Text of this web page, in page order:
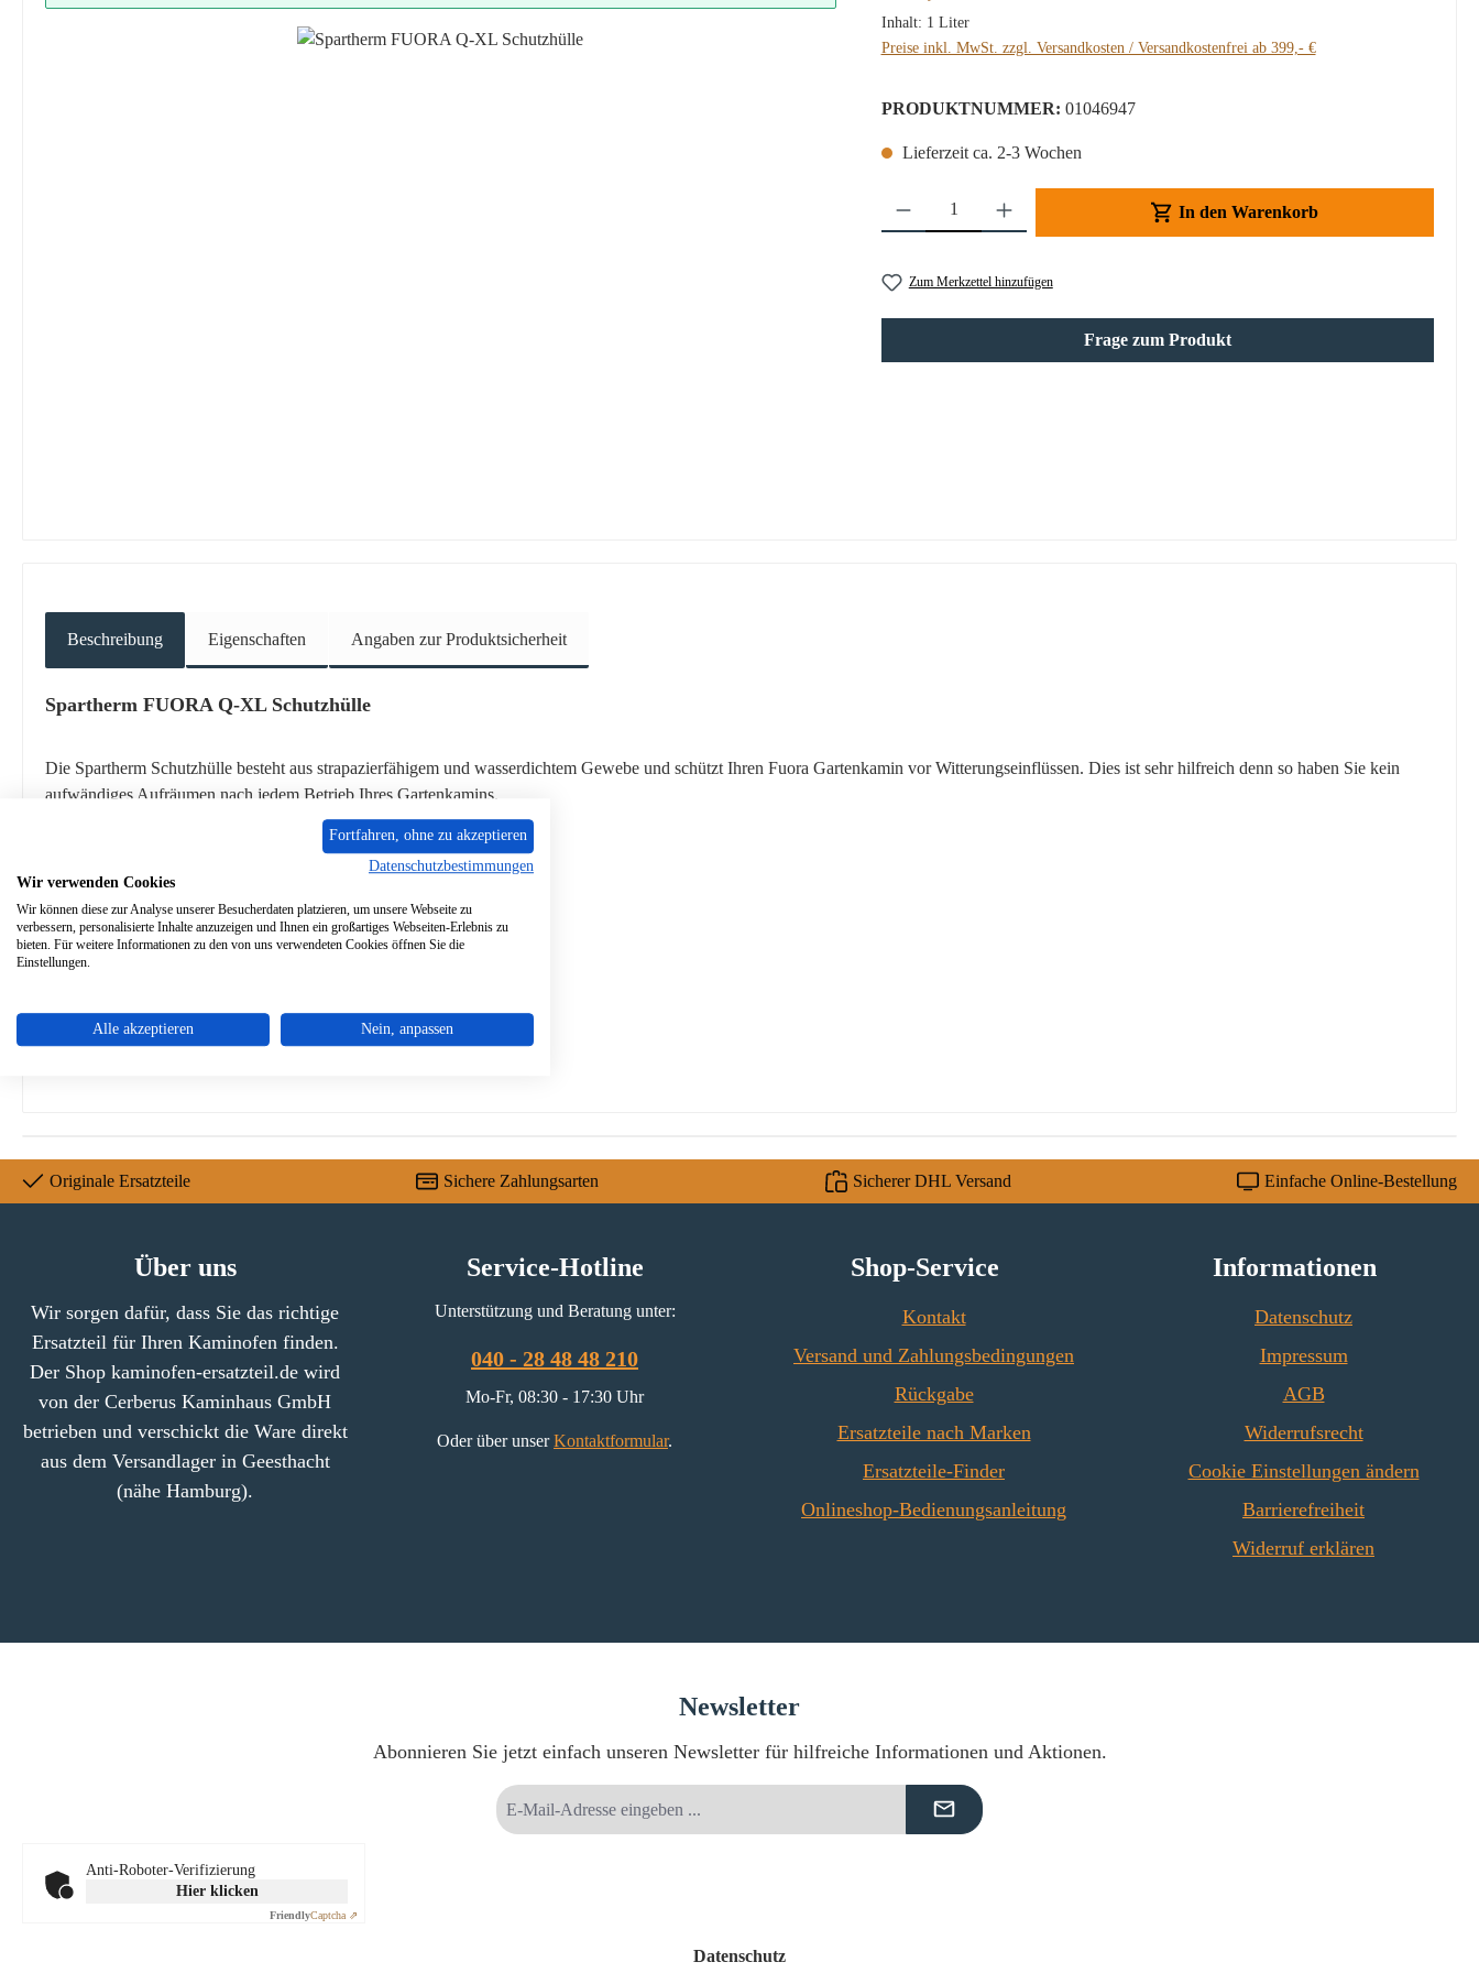
Inhalt: 1 Liter
Preise inkl. MwSt. zzgl. Versandkosten / Versandkostenfrei ab 399,- €
PRODUKTNUMMER: 01046947
Lieferzeit ca. 2-3 Wochen
Produkt Anzahl: Gib den gewünschten Wert ein oder benutze die Schaltflächen um die Anzahl
In den Warenkorb
Zum Merkzettel hinzufügen
Frage zum Produkt
Beschreibung Eigenschaften Angaben zur Produktsicherheit
Spartherm FUORA Q-XL Schutzhülle
Die Spartherm Schutzhülle besteht aus strapazierfähigem und wasserdichtem Gewebe und schützt Ihren Fuora Gartenkamin vor Witterungseinflüssen. Dies ist sehr hilfreich denn so haben Sie kein
aufwändiges Aufräumen nach jedem Betrieb Ihres Gartenkamins.
passend für den Spartherm Fuora Q-XL
strapazierfähig
passgenau
mit Reißverschluss
Originale Ersatzteile Sichere Zahlungsarten Sicherer DHL Versand Einfache Online-Bestellung
Über uns
Wir sorgen dafür, dass Sie das richtige
Ersatzteil für Ihren Kaminofen finden.
Der Shop kaminofen-ersatzteil.de wird
von der Cerberus Kaminhaus GmbH
betrieben und verschickt die Ware direkt
aus dem Versandlager in Geesthacht
(nähe Hamburg).
Service-Hotline
Unterstützung und Beratung unter:
040 - 28 48 48 210
Mo-Fr, 08:30 - 17:30 Uhr
Oder über unserKontaktformular.
Shop-Service
Kontakt
Versand und Zahlungsbedingungen
Rückgabe
Ersatzteile nach Marken
Ersatzteile-Finder
Onlineshop-Bedienungsanleitung
Informationen
Datenschutz
Impressum
AGB
Widerrufsrecht
Cookie Einstellungen ändern
Barrierefreiheit
Widerruf erklären
Newsletter
Abonnieren Sie jetzt einfach unseren Newsletter für hilfreiche Informationen und Aktionen.
E-
Mail-
Anti-Roboter-Verifizierung
Hier klicken
FriendlyCaptcha ⇗
Datenschutz
Fortfahren, ohne zu akzeptieren
Datenschutzbestimmungen
Wir verwenden Cookies
Wir können diese zur Analyse unserer Besucherdaten platzieren, um unsere Webseite zu
verbessern, personalisierte Inhalte anzuzeigen und Ihnen ein großartiges Webseiten-Erlebnis zu
bieten. Für weitere Informationen zu den von uns verwendeten Cookies öffnen Sie die
Einstellungen.
Alle akzeptieren Nein, anpassen